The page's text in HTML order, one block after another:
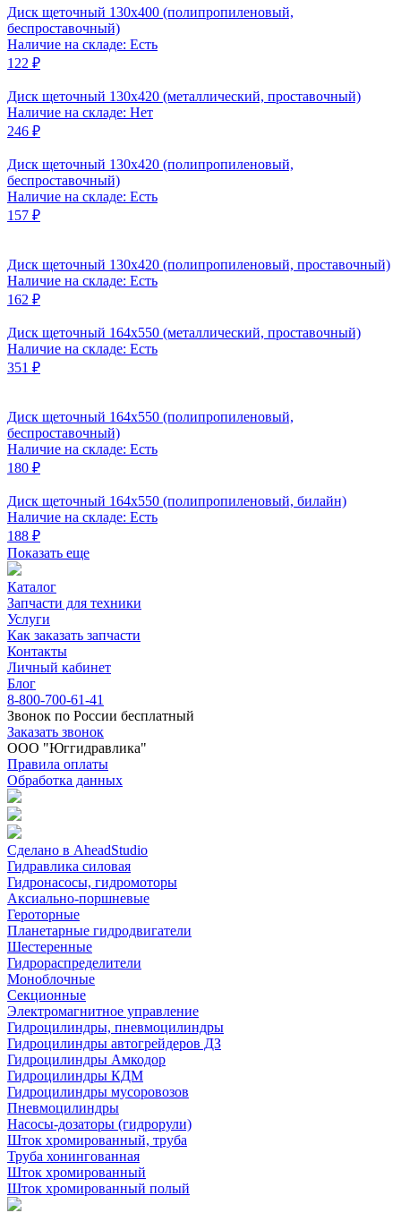
Диск щеточный 130x400 (полипропиленовый,
беспроставочный)
Наличие на складе: Есть
122 ₽
Диск щеточный 130x420 (металлический, проставочный)
Наличие на складе: Нет
246 ₽
Диск щеточный 130x420 (полипропиленовый,
беспроставочный)
Наличие на складе: Есть
157 ₽
Диск щеточный 130x420 (полипропиленовый, проставочный)
Наличие на складе: Есть
162 ₽
Диск щеточный 164x550 (металлический, проставочный)
Наличие на складе: Есть
351 ₽
Диск щеточный 164x550 (полипропиленовый,
беспроставочный)
Наличие на складе: Есть
180 ₽
Диск щеточный 164x550 (полипропиленовый, билайн)
Наличие на складе: Есть
188 ₽
Показать еще
Каталог
Запчасти для техники
Услуги
Как заказать запчасти
Контакты
Личный кабинет
Блог
8-800-700-61-41
Звонок по России бесплатный
Заказать звонок
ООО "Юггидравлика"
Правила оплаты
Обработка данных
Сделано в AheadStudio
Гидравлика силовая
Гидронасосы, гидромоторы
Аксиально-поршневые
Героторные
Планетарные гидродвигатели
Шестеренные
Гидрораспределители
Моноблочные
Секционные
Электромагнитное управление
Гидроцилиндры, пневмоцилиндры
Гидроцилиндры автогрейдеров ДЗ
Гидроцилиндры Амкодор
Гидроцилиндры КДМ
Гидроцилиндры мусоровозов
Пневмоцилиндры
Насосы-дозаторы (гидрорули)
Шток хромированный, труба
Труба хонингованная
Шток хромированный
Шток хромированный полый